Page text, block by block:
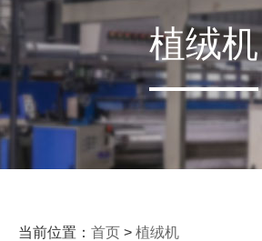
植绒机
当前位置： 首页 > 植绒机